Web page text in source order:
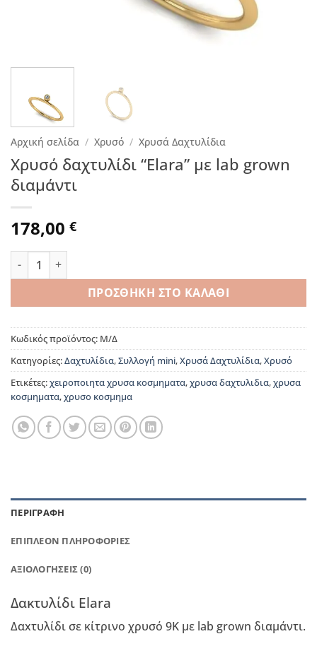
Αρχική σελίδα / Χρυσό / Χρυσά Δαχτυλίδια
Χρυσό δαχτυλίδι “Elara” με lab grown
διαμάντι
178,00 €
Χρυσό δαχτυλίδι "Elara" με lab grown διαμάντι ποσότητα
ΠΡΟΣΘΉΚΗ ΣΤΟ ΚΑΛΆΘΙ
Κωδικός προϊόντος: Μ/Δ
Κατηγορίες:Δαχτυλίδια,Συλλογή mini,Χρυσά Δαχτυλίδια,Χρυσό
Ετικέτες:χειροποιητα χρυσα κοσμηματα,χρυσα δαχτυλιδια,χρυσα
κοσμηματα,χρυσο κοσμημα
ΠΕΡΙΓΡΑΦΉ
ΕΠΙΠΛΈΟΝ ΠΛΗΡΟΦΟΡΊΕΣ
ΑΞΙΟΛΟΓΉΣΕΙΣ (0)
Δακτυλίδι Elara
Δαxτυλίδι σε κίτρινο χρυσό 9Κ με lab grown διαμάντι.